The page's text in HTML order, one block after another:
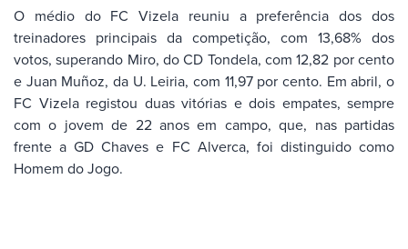
O médio do FC Vizela reuniu a preferência dos dos
treinadores principais da competição, com 13,68% dos
votos, superando Miro, do CD Tondela, com 12,82 por cento
e Juan Muñoz, da U. Leiria, com 11,97 por cento. Em abril, o
FC Vizela registou duas vitórias e dois empates, sempre
com o jovem de 22 anos em campo, que, nas partidas
frente a GD Chaves e FC Alverca, foi distinguido como
Homem do Jogo.